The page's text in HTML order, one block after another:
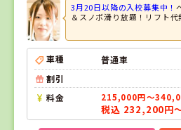
3月20日以降の入校募集中！
＆スノボ滑り放題！リフト代
車種
普通車
割引
料金
215,000円～
税込 232,200円